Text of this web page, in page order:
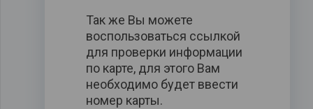
Так же Вы можете
воспользоваться ссылкой
для проверки информации
по карте, для этого Вам
необходимо будет ввести
номер карты.